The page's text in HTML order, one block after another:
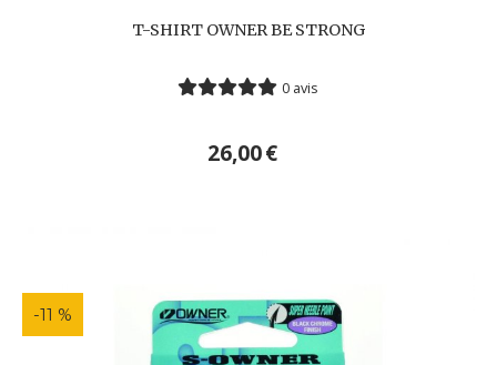
T-SHIRT OWNER BE STRONG
0 avis
26,00€
-11 %